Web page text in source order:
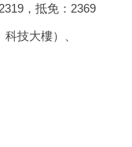
，抵免：2369
技大樓）、